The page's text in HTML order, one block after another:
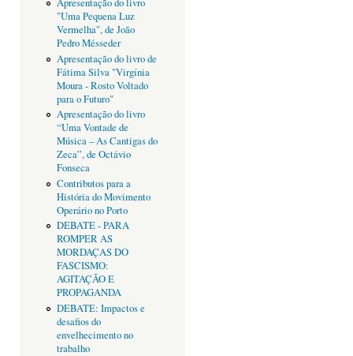
Apresentação do livro
"Uma Pequena Luz
Vermelha", de João
Pedro Mésseder
Apresentação do livro de
Fátima Silva "Virgínia
Moura - Rosto Voltado
para o Futuro"
Apresentação do livro
“Uma Vontade de
Música – As Cantigas do
Zeca”, de Octávio
Fonseca
Contributos para a
História do Movimento
Operário no Porto
DEBATE - PARA
ROMPER AS
MORDAÇAS DO
FASCISMO:
AGITAÇÃO E
PROPAGANDA
DEBATE: Impactos e
desafios do
envelhecimento no
trabalho